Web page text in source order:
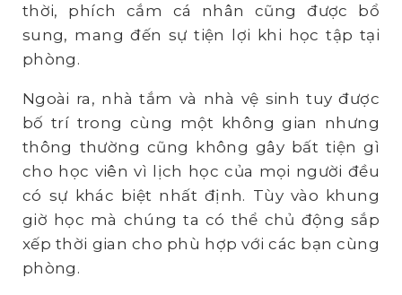
thời, phích cắm cá nhân cũng được bổ
sung, mang đến sự tiện lợi khi học tập tại
phòng.
Ngoài ra, nhà tắm và nhà vệ sinh tuy được
bố trí trong cùng một không gian nhưng
thông thường cũng không gây bất tiện gì
cho học viên vì lịch học của mọi người đều
có sự khác biệt nhất định. Tùy vào khung
giờ học mà chúng ta có thể chủ động sắp
xếp thời gian cho phù hợp với các bạn cùng
phòng.